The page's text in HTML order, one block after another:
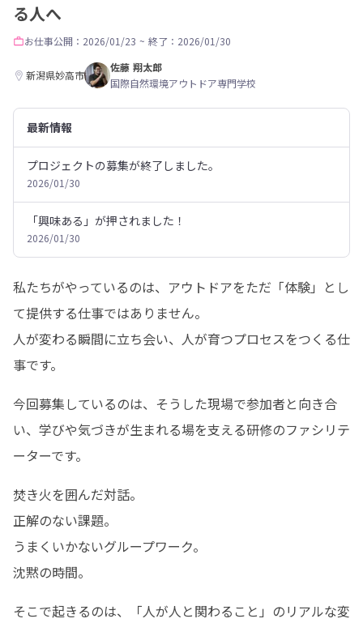
る人へ
お仕事公開：2026/01/23 ~ 終了：2026/01/30
新潟県妙高市
佐藤 翔太郎
国際自然環境アウトドア専門学校
最新情報
プロジェクトの募集が終了しました。
2026/01/30
「興味ある」が押されました！
2026/01/30
私たちがやっているのは、アウトドアをただ「体験」とし
て提供する仕事ではありません。
人が変わる瞬間に立ち会い、人が育つプロセスをつくる仕
事です。
今回募集しているのは、そうした現場で参加者と向き合
い、学びや気づきが生まれる場を支える研修のファシリテ
ーターです。
焚き火を囲んだ対話。
正解のない課題。
うまくいかないグループワーク。
沈黙の時間。
そこで起きるのは、「人が人と関わること」のリアルな変